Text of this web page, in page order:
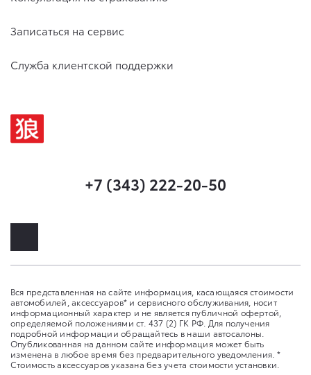
Записаться на сервис
Служба клиентской поддержки
+7 (343) 222-20-50
Вся представленная на сайте информация, касающаяся стоимости
автомобилей, аксессуаров* и сервисного обслуживания, носит
информационный характер и не является публичной офертой,
определяемой положениями ст. 437 (2) ГК РФ. Для получения
подробной информации обращайтесь в наши автосалоны.
Опубликованная на данном сайте информация может быть
изменена в любое время без предварительного уведомления. *
Стоимость аксессуаров указана без учета стоимости установки.